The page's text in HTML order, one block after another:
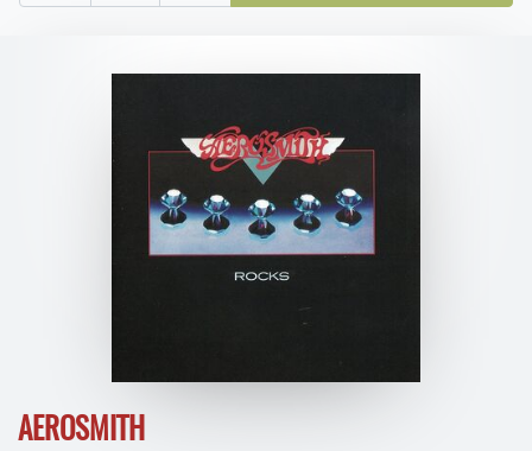
AEROSMITH